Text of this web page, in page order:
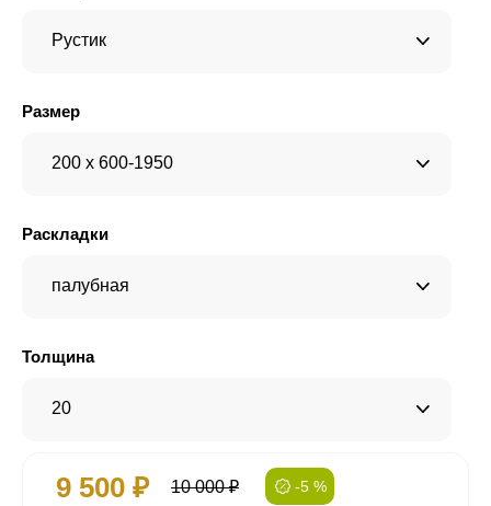
Рустик
Размер
200 x 600-1950
Раскладки
палубная
Толщина
20
9 500 ₽ 10 000 ₽ -5 %